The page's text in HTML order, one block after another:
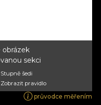
obrázek
sekci
Stupně šedi
Zobrazit pravidlo
průvodce měřením